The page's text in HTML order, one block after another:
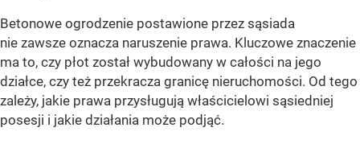
Betonowe ogrodzenie postawione przez sąsiada
nie zawsze oznacza naruszenie prawa. Kluczowe znaczenie
ma to, czy płot został wybudowany w całości na jego
działce, czy też przekracza granicę nieruchomości. Od tego
zależy, jakie prawa przysługują właścicielowi sąsiedniej
posesji i jakie działania może podjąć.